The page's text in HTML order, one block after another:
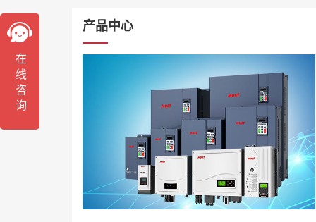
产品中心
在线咨询